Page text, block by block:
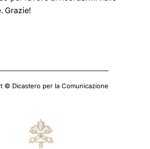
Grazie!
© Dicastero per la Comunicazione